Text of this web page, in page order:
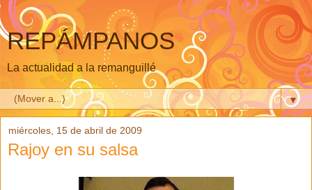
REPÁMPANOS
La actualidad a la remanguillé
▼
miércoles, 15 de abril de 2009
Rajoy en su salsa